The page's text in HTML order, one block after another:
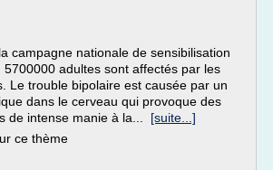
campagne nationale de sensibilisation
adultes sont affectés par les
Le trouble bipolaire est causée par un
dans le cerveau qui provoque des
de intense manie à la... [suite...]
ce thème